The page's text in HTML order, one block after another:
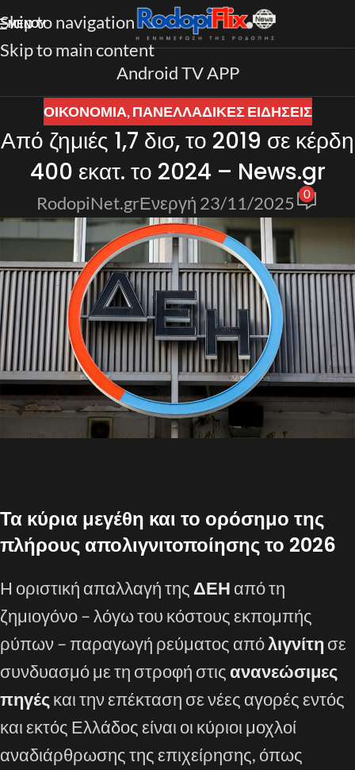
Skip to navigation
Skip to main content
ΜΕΝΟΎ
Android TV APP
ΟΙΚΟΝΟΜΙΑ,ΠΑΝΕΛΛΑΔΙΚΈΣ ΕΙΔΉΣΕΙΣ
Από ζημιές 1,7 δισ, το 2019 σε κέρδη
400 εκατ. το 2024 – News.gr
RodopiNet.grΕνεργή 23/11/2025 0
Τα κύρια μεγέθη και το ορόσημο της
πλήρους απολιγνιτοποίησης το 2026
Η οριστική απαλλαγή της ΔΕΗ από τη
ζημιογόνο – λόγω του κόστους εκπομπής
ρύπων – παραγωγή ρεύματος απόλιγνίτη σε
συνδυασμό με τη στροφή στιςανανεώσιμες
πηγέςκαι την επέκταση σε νέες αγορές εντός
και εκτός Ελλάδος είναι οι κύριοι μοχλοί
αναδιάρθρωσης της επιχείρησης, όπως